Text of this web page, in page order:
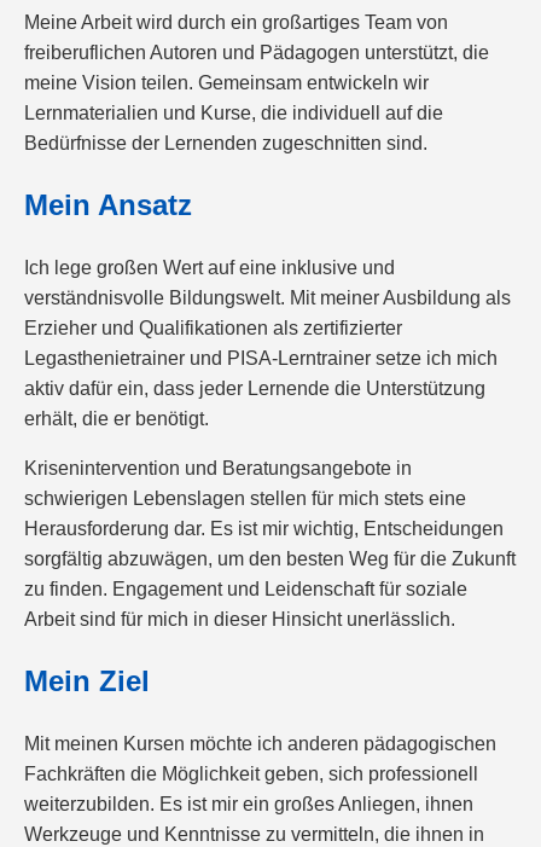
Meine Arbeit wird durch ein großartiges Team von
freiberuflichen Autoren und Pädagogen unterstützt, die
meine Vision teilen. Gemeinsam entwickeln wir
Lernmaterialien und Kurse, die individuell auf die
Bedürfnisse der Lernenden zugeschnitten sind.
Mein Ansatz
Ich lege großen Wert auf eine inklusive und
verständnisvolle Bildungswelt. Mit meiner Ausbildung als
Erzieher und Qualifikationen als zertifizierter
Legasthenietrainer und PISA-Lerntrainer setze ich mich
aktiv dafür ein, dass jeder Lernende die Unterstützung
erhält, die er benötigt.
Krisenintervention und Beratungsangebote in
schwierigen Lebenslagen stellen für mich stets eine
Herausforderung dar. Es ist mir wichtig, Entscheidungen
sorgfältig abzuwägen, um den besten Weg für die Zukunft
zu finden. Engagement und Leidenschaft für soziale
Arbeit sind für mich in dieser Hinsicht unerlässlich.
Mein Ziel
Mit meinen Kursen möchte ich anderen pädagogischen
Fachkräften die Möglichkeit geben, sich professionell
weiterzubilden. Es ist mir ein großes Anliegen, ihnen
Werkzeuge und Kenntnisse zu vermitteln, die ihnen in